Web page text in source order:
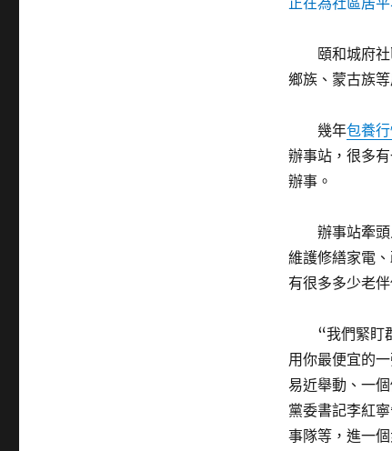
頤和城府
鄉族、蒙古族
幾年包養
辦事站，很多
辦事。
辦事站牽
維護修繕家電
有很多多少老
“我們緊盯
用你最便宜的
易近舉動、一
黨委書記李紅
事隊等，進一